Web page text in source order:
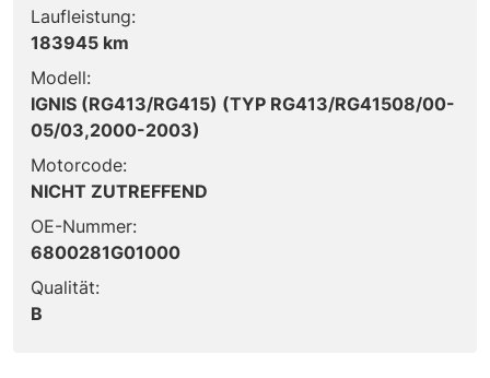
Laufleistung:
183945 km
Modell:
IGNIS (RG413/RG415) (TYP RG413/RG41508/00-
05/03,2000-2003)
Motorcode:
NICHT ZUTREFFEND
OE-Nummer:
6800281G01000
Qualität:
B